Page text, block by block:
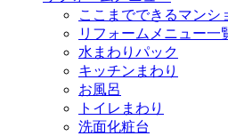
ここまでできるマンシ
リフォームメニュー一
水まわりパック
キッチンまわり
お風呂
トイレまわり
洗面化粧台